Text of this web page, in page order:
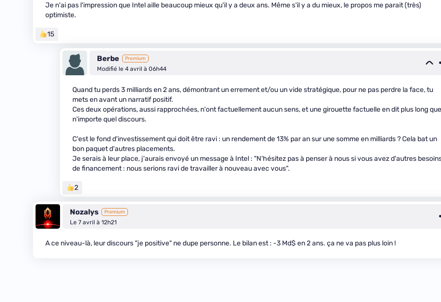
Je n'ai pas l'impression que Intel aille beaucoup mieux qu'il y a deux ans. Même s'il y a du mieux, le propos me parait (très)
optimiste.
15
Berbe Premium
Modifié le 4 avril à 06h44
Quand tu perds 3 milliards en 2 ans, démontrant un errement et/ou un vide stratégique, pour ne pas perdre la face, tu
mets en avant un narratif positif.
Ces deux opérations, aussi rapprochées, n'ont factuellement aucun sens, et une girouette factuelle en dit plus long que
n'importe quel discours.
C'est le fond d'investissement qui doit être ravi : un rendement de 13% par an sur une somme en milliards ? Cela bat un
bon paquet d'autres placements.
Je serais à leur place, j'aurais envoyé un message à Intel : "N'hésitez pas à penser à nous si vous avez d'autres
de financement : nous serions ravi de travailler à nouveau avec vous".
2
Nozalys Premium
Le 7 avril à 12h21
A ce niveau-là, leur discours "je positive" ne dupe personne. Le bilan est : -3 Md$ en 2 ans. ça ne va pas plus loin !